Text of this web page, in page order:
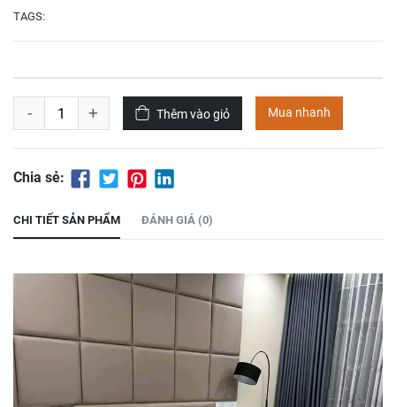
TAGS:
- + Thêm vào giỏ Mua nhanh
Chia sẻ:
CHI TIẾT SẢN PHẨM ĐÁNH GIÁ (0)
Tencel-28-3-23
1.176.000₫
1.300.000₫
Bộ chăn ga gối vải